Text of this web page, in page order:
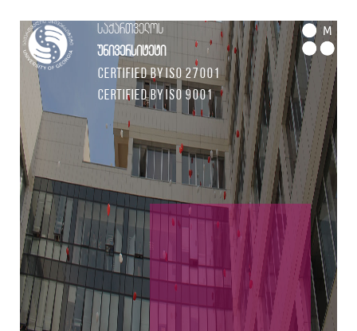
საქართველოს
უნივერსიტეტი
Certified by ISO 27001
Certified by ISO 9001
M